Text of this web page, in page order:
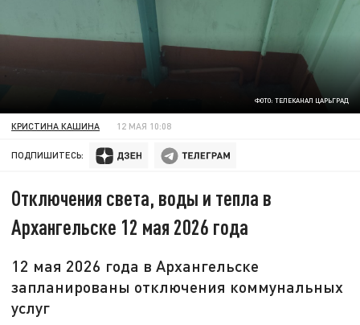
ФОТО: ТЕЛЕКАНАЛ ЦАРЬГРАД
КРИСТИНА КАШИНА 12 МАЯ 10:08
ПОДПИШИТЕСЬ:
Отключения света, воды и тепла в
Архангельске 12 мая 2026 года
12 мая 2026 года в Архангельске
запланированы отключения коммунальных
услуг